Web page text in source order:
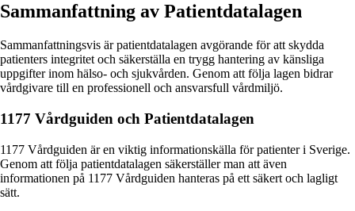
Sammanfattning av Patientdatalagen
Sammanfattningsvis är patientdatalagen avgörande för att skydda
patienters integritet och säkerställa en trygg hantering av känsliga
uppgifter inom hälso- och sjukvården. Genom att följa lagen bidrar
vårdgivare till en professionell och ansvarsfull vårdmiljö.
1177 Vårdguiden och Patientdatalagen
1177 Vårdguiden är en viktig informationskälla för patienter i Sverige.
Genom att följa patientdatalagen säkerställer man att även
informationen på 1177 Vårdguiden hanteras på ett säkert och lagligt
sätt.